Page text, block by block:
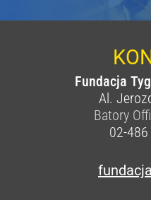
Fundacja
Al.
Batory
02-486